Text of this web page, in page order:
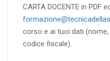
CARTA DOCENTE in PDF
corso e ai tuoi dati
codice fiscale).